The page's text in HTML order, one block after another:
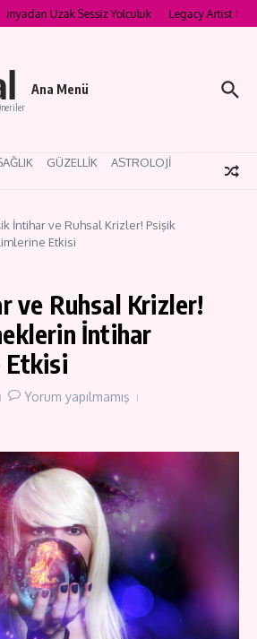
Uzak Sessiz Yolculuk Legacy Artist
Ana Menü
GÜZELLİK
ASTROLOJİ
İntihar ve Ruhsal Krizler! Psişik
Etkisi
ve Ruhsal Krizler!
İntihar
Etkisi
Yorum yapılmamış